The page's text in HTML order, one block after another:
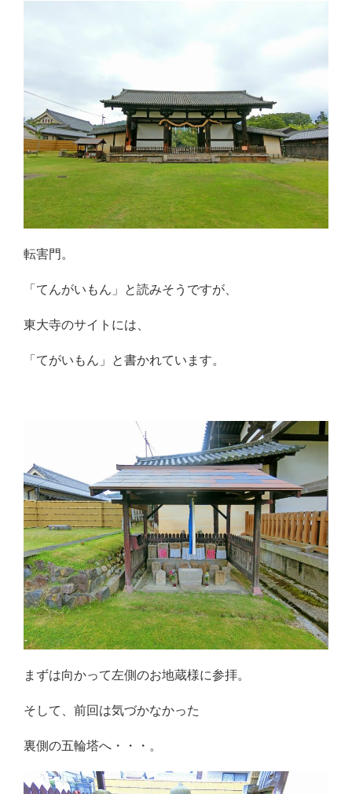
転害門。
「てんがいもん」と読みそうですが、
東大寺のサイトには、
「てがいもん」と書かれています。
まずは向かって左側のお地蔵様に参拝。
そして、前回は気づかなかった
裏側の五輪塔へ・・・。